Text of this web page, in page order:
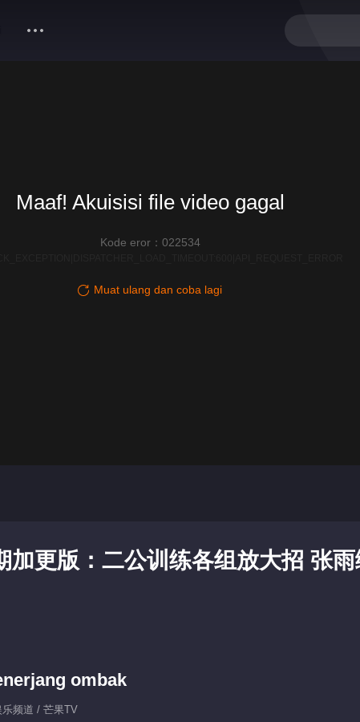
Maaf! Akuisisi file video gagal
Kode eror：022534
Muat ulang dan coba lagi
加更版：二公训练各组放大招 张
ombak
乐频道 / 芒果TV